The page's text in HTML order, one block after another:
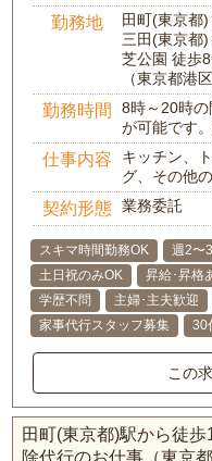
勤務地
田町(東京都
三田(東京都
芝公園 徒歩
（東京都港
勤務時間
8時～20時
が可能です
仕事内容
キッチン、
グ、その他
契約形態 業務委託
スキマ時間勤務OK 週2〜
土日祝のみOK
昇給･昇格
学歴不問
主婦･主夫歓迎
家事代行スタッフ募集
30
この
田町(東京都)駅から徒